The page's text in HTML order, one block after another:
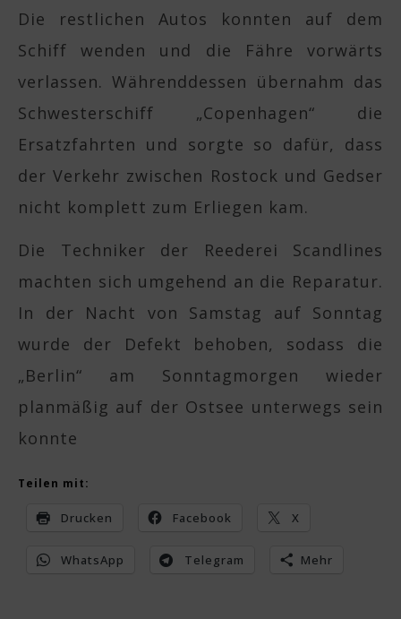
Die restlichen Autos konnten auf dem
Schiff wenden und die Fähre vorwärts
verlassen. Währenddessen übernahm das
Schwesterschiff „Copenhagen“ die
Ersatzfahrten und sorgte so dafür, dass
der Verkehr zwischen Rostock und Gedser
nicht komplett zum Erliegen kam.
Die Techniker der Reederei Scandlines
machten sich umgehend an die Reparatur.
In der Nacht von Samstag auf Sonntag
wurde der Defekt behoben, sodass die
„Berlin“ am Sonntagmorgen wieder
planmäßig auf der Ostsee unterwegs sein
konnte
Teilen mit:
Drucken Facebook X
WhatsApp Telegram Mehr